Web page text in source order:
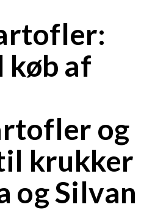
køb af
og
krukker
og Silvan